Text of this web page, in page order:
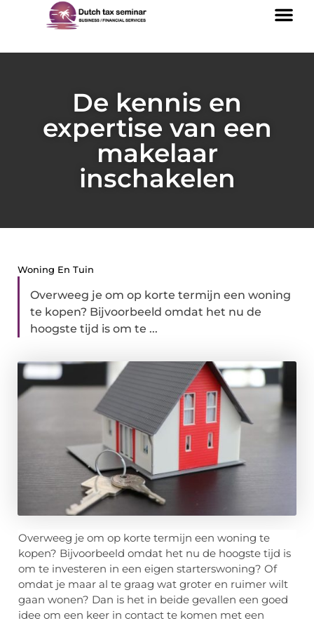
De kennis en
expertise van een
makelaar
inschakelen
Woning En Tuin
Overweeg je om op korte termijn een woning
te kopen? Bijvoorbeeld omdat het nu de
hoogste tijd is om te ...
Overweeg je om op korte termijn een woning te
kopen? Bijvoorbeeld omdat het nu de hoogste tijd is
om te investeren in een eigen starterswoning? Of
omdat je maar al te graag wat groter en ruimer wilt
gaan wonen? Dan is het in beide gevallen een goed
idee om een keer in contact te komen met een